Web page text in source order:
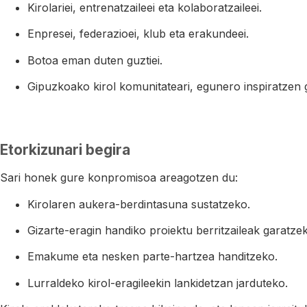
Kirolariei, entrenatzaileei eta kolaboratzaileei.
Enpresei, federazioei, klub eta erakundeei.
Botoa eman duten guztiei.
Gipuzkoako kirol komunitateari, egunero inspiratzen
Etorkizunari begira
Sari honek gure konpromisoa areagotzen du:
Kirolaren aukera-berdintasuna sustatzeko.
Gizarte-eragin handiko proiektu berritzaileak
Emakume eta nesken parte-hartzea handitzeko.
Lurraldeko kirol-eragileekin lankidetzan jarduteko.